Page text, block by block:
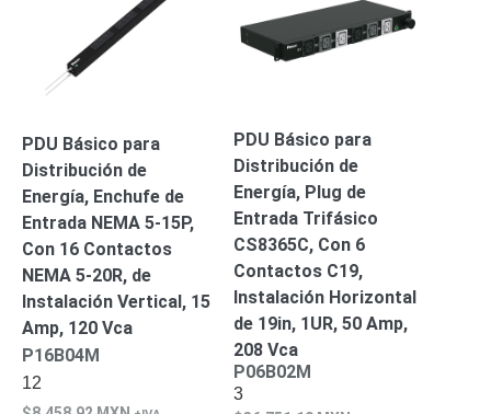
Dash
Cams
Videoporteros
Intercomunicadores
Videoporteros
AnalógicosVideoporteros
IP
PDU Básico para
Distribución de
Energía, Enchufe de
Entrada NEMA 5-15P,
Con 16 Contactos
NEMA 5-20R, de
Instalación Vertical, 15
Amp, 120 Vca
P16B04M
12
PDU Básico para
Distribución de
Energía, Plug de
Entrada Trifásico
CS8365C, Con 6
Contactos C19,
Instalación Horizontal
de 19in, 1UR, 50 Amp,
208 Vca
P06B02M
3